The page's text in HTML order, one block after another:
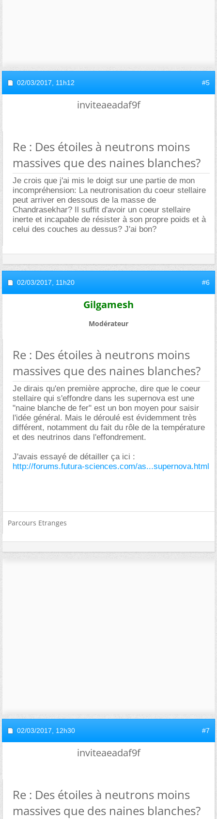
02/03/2017, 11h12 #5
inviteaeadaf9f
Re : Des étoiles à neutrons moins
massives que des naines blanches?
Je crois que j'ai mis le doigt sur une partie de mon
incompréhension: La neutronisation du coeur stellaire
peut arriver en dessous de la masse de
Chandrasekhar? Il suffit d'avoir un coeur stellaire
inerte et incapable de résister à son propre poids et à
celui des couches au dessus? J'ai bon?
02/03/2017, 11h20 #6
Gilgamesh
Modérateur
Re : Des étoiles à neutrons moins
massives que des naines blanches?
Je dirais qu'en première approche, dire que le coeur
stellaire qui s'effondre dans les supernova est une
"naine blanche de fer" est un bon moyen pour saisir
l'idée général. Mais le déroulé est évidemment très
différent, notamment du fait du rôle de la température
et des neutrinos dans l'effondrement.
J'avais essayé de détailler ça ici :
http://forums.futura-sciences.com/as...supernova.html
Parcours Etranges
02/03/2017, 12h30 #7
inviteaeadaf9f
Re : Des étoiles à neutrons moins
massives que des naines blanches?